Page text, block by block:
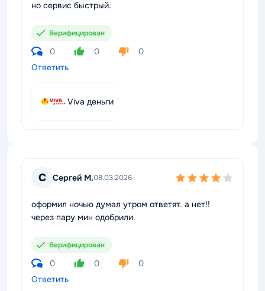
но сервис быстрый.
Верифицирован
0 0
0
Ответить
Viva деньги
С Сергей М.08.03.2026
оформил ночью думал утром ответят. а нет!!
через пару мин одобрили.
Верифицирован
0 0
0
Ответить